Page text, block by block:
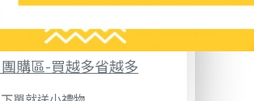
團購區-買越多省越多